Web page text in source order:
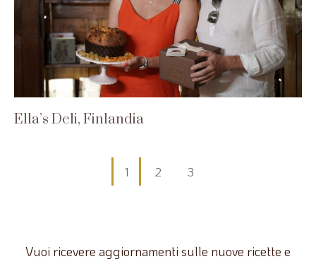
Ella’s Deli, Finlandia
1 2 3
Vuoi ricevere aggiornamenti sulle nuove ricette e